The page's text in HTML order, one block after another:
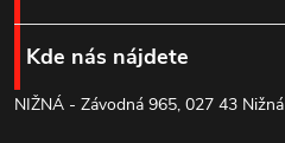
p
ä
Kde nás nájdete
NIŽNÁ - Závodná 965, 027 43 Nižná